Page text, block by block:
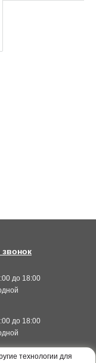
до 18:00
до 18:00
звонок
технологии для